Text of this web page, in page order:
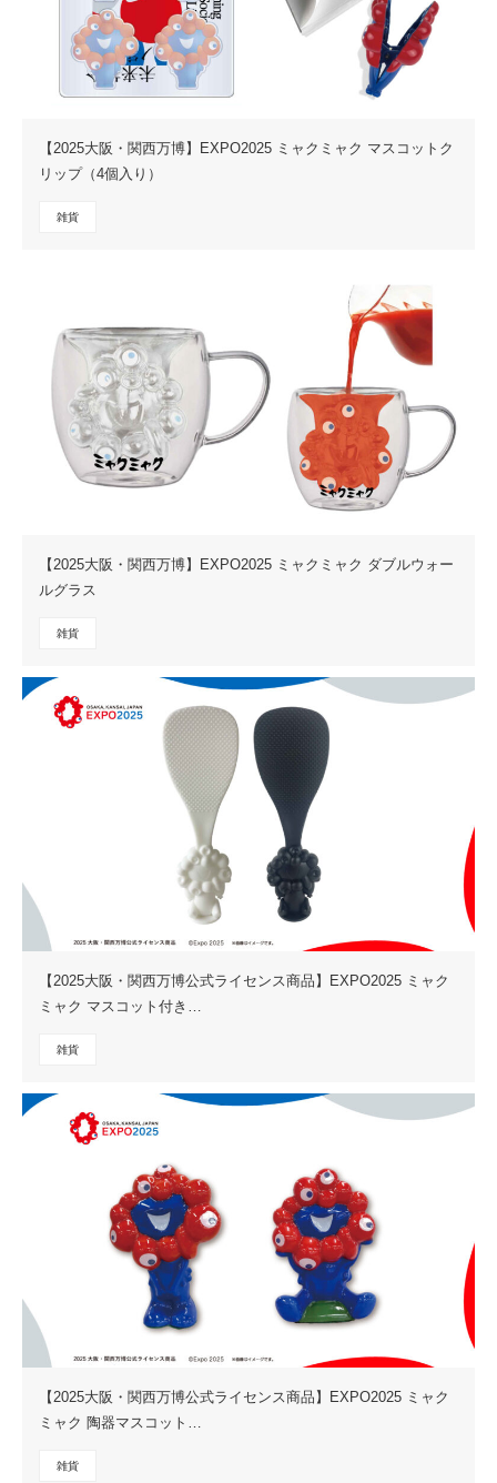
【2025大阪・関西万博】EXPO2025 ミャクミャク マスコットク
リップ（4個入り）
雑貨
【2025大阪・関西万博】EXPO2025 ミャクミャク ダブルウォー
ルグラス
雑貨
【2025大阪・関西万博公式ライセンス商品】EXPO2025 ミャク
ミャク マスコット付き…
雑貨
【2025大阪・関西万博公式ライセンス商品】EXPO2025 ミャク
ミャク 陶器マスコット…
雑貨